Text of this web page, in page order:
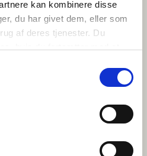
kan kombinere disse
du har givet dem, eller som
af deres tjenester. Du
till barn och unga som är nyfikna
även vuxna anhöriga till
och bli klokare på nordiska
mellan språken och vad skiljer